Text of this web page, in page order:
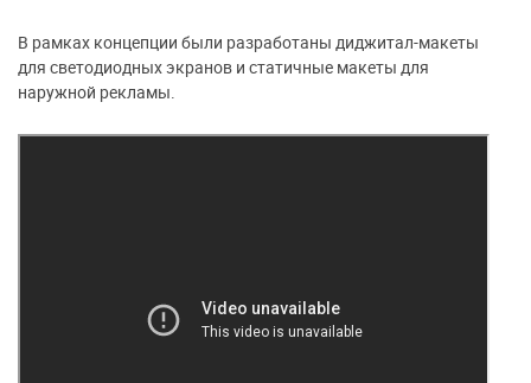
В рамках концепции были разработаны диджитал-макеты
для светодиодных экранов и статичные макеты для
наружной рекламы.